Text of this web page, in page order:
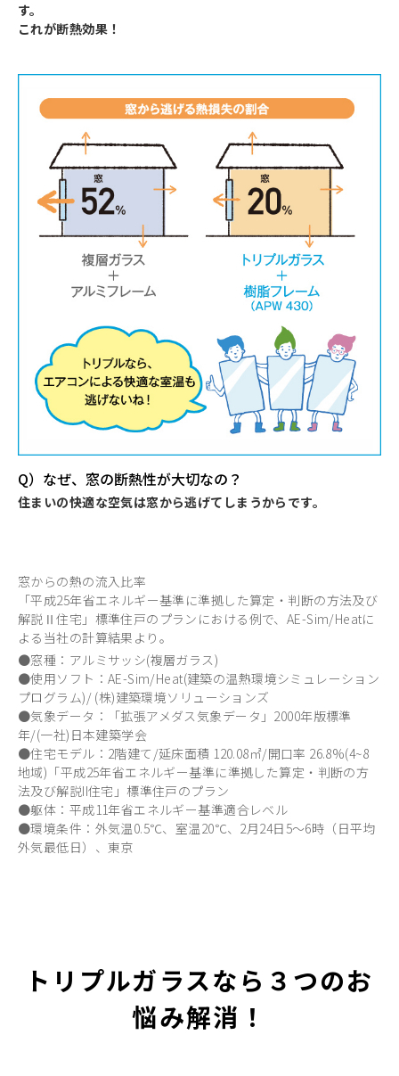
す。
これが断熱効果！
Q）なぜ、窓の断熱性が大切なの？
住まいの快適な空気は窓から逃げてしまうからです。
窓からの熱の流入比率
「平成25年省エネルギー基準に準拠した算定・判断の方法及び
解説Ⅱ住宅」標準住戸のプランにおける例で、AE-Sim/Heatに
よる当社の計算結果より。
●窓種：アルミサッシ(複層ガラス)
●使用ソフト：AE-Sim/Heat(建築の温熱環境シミュレーション
プログラム)/ (株)建築環境ソリューションズ
●気象データ：「拡張アメダス気象データ」2000年版標準
年/(一社)日本建築学会
●住宅モデル：2階建て/延床面積 120.08㎡/開口率 26.8%(4~8
地域)「平成25年省エネルギー基準に準拠した算定・判断の方
法及び解説II住宅」標準住戸のプラン
●躯体：平成11年省エネルギー基準適合レベル
●環境条件：外気温0.5℃、室温20℃、2月24日5～6時（日平均
外気最低日）、東京
トリプルガラスなら３つのお
悩み解消！